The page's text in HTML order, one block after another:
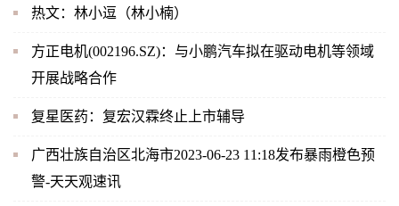
热文：林小逗（林小楠）
方正电机(002196.SZ)：与小鹏汽车拟在驱动电机等领域
开展战略合作
复星医药：复宏汉霖终止上市辅导
广西壮族自治区北海市2023-06-23 11:18发布暴雨橙色预
警-天天观速讯